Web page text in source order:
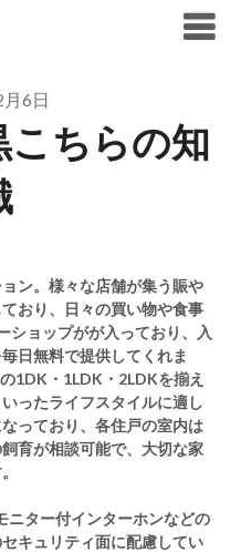
6日
こちらの知
ン。様々な店舗が集う賑や
おり、日々の買い物や食事
ショップがが入っており、入
日無料で提供してくれま
1DK・1LDK・2LDKを揃え
ったライフスタイルに適し
っており、各住戸の室内は
育が相談可能で、大切な家
ニター付インターホンなどの
キュリティ面に配慮してい